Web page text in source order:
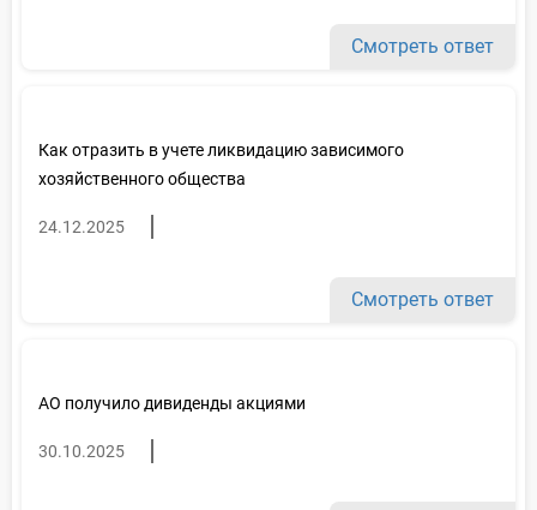
Смотреть ответ
Как отразить в учете ликвидацию зависимого
хозяйственного общества
24.12.2025
Смотреть ответ
АО получило дивиденды акциями
30.10.2025